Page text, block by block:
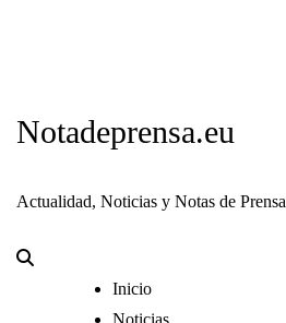
Notadeprensa.eu
Actualidad, Noticias y Notas de Prensa
Inicio